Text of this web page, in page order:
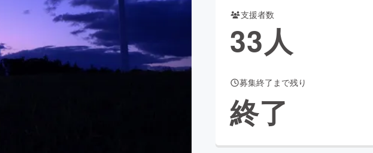
チャレンジ ビューティー・ヘルスケア
支援者数
33人
募集終了まで残り
終了